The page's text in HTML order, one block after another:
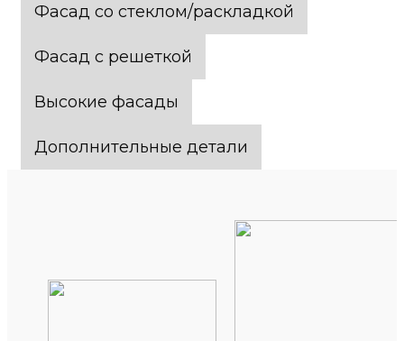
Фасад со стеклом/раскладкой
Фасад с решеткой
Высокие фасады
Дополнительные детали